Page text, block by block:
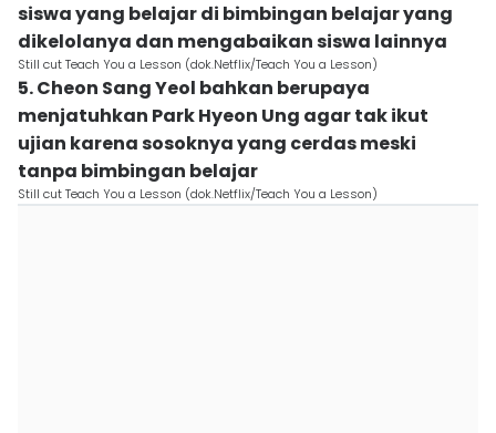
siswa yang belajar di bimbingan belajar yang
dikelolanya dan mengabaikan siswa lainnya
Still cut Teach You a Lesson (dok.Netflix/Teach You a Lesson)
5. Cheon Sang Yeol bahkan berupaya
menjatuhkan Park Hyeon Ung agar tak ikut
ujian karena sosoknya yang cerdas meski
tanpa bimbingan belajar
Still cut Teach You a Lesson (dok.Netflix/Teach You a Lesson)